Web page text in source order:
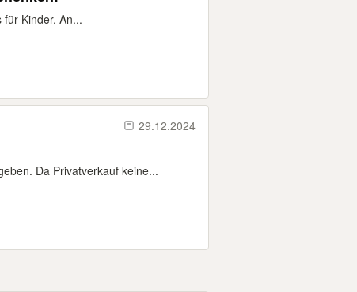
Kinder. An...
29.12.2024
Da Privatverkauf keine...